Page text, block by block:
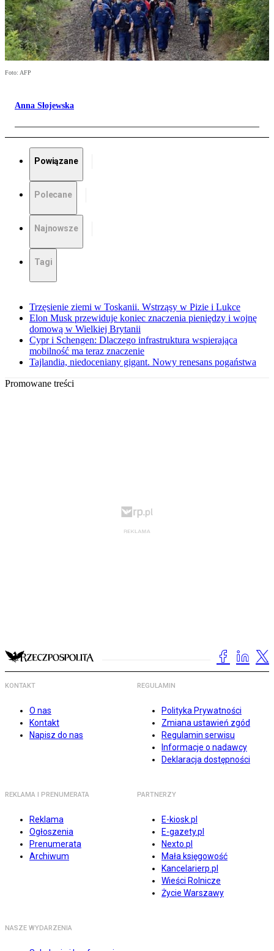
Foto: AFP
Anna Słojewska
Powiązane
Polecane
Najnowsze
Tagi
Trzęsienie ziemi w Toskanii. Wstrząsy w Pizie i Lukce
Elon Musk przewiduje koniec znaczenia pieniędzy i wojnę
domową w Wielkiej Brytanii
Cypr i Schengen: Dlaczego infrastruktura wspierająca
mobilność ma teraz znaczenie
Tajlandia, niedoceniany gigant. Nowy renesans pogaństwa
Promowane treści
KONTAKT
O nas
Kontakt
Napisz do nas
REGULAMIN
Polityka Prywatności
Zmiana ustawień zgód
Regulamin serwisu
Informacje o nadawcy
Deklaracja dostępności
REKLAMA I PRENUMERATA
Reklama
Ogłoszenia
Prenumerata
Archiwum
PARTNERZY
E-kiosk.pl
E-gazety.pl
Nexto.pl
Mała księgowość
Kancelarierp.pl
Wieści Rolnicze
Życie Warszawy
NASZE WYDARZENIA